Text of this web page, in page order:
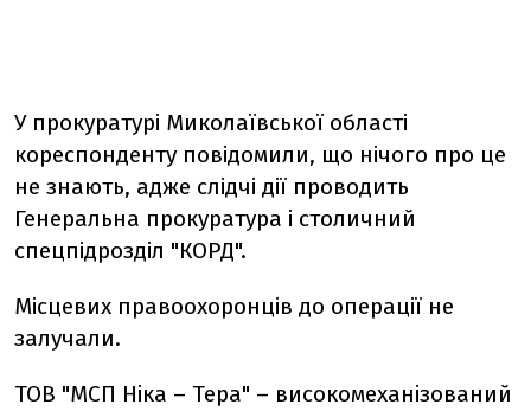
У прокуратурі Миколаївської області
кореспонденту повідомили, що нічого про це
не знають, адже слідчі дії проводить
Генеральна прокуратура і столичний
спецпідрозділ "КОРД".
Місцевих правоохоронців до операції не
залучали.
ТОВ "МСП Ніка – Тера" – високомеханізований